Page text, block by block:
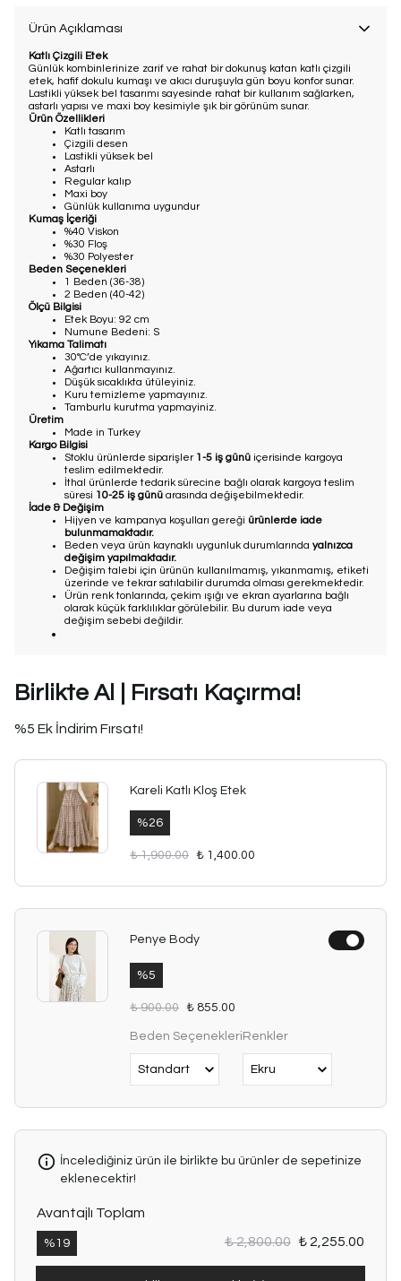
Ürün Açıklaması
Katlı Çizgili Etek
Günlük kombinlerinize zarif ve rahat bir dokunuş katan katlı çizgili
etek, hafif dokulu kumaşı ve akıcı duruşuyla gün boyu konfor sunar.
Lastikli yüksek bel tasarımı sayesinde rahat bir kullanım sağlarken,
astarlı yapısı ve maxi boy kesimiyle şık bir görünüm sunar.
Ürün Özellikleri
Katlı tasarım
Çizgili desen
Lastikli yüksek bel
Astarlı
Regular kalıp
Maxi boy
Günlük kullanıma uygundur
Kumaş İçeriği
%40 Viskon
%30 Floş
%30 Polyester
Beden Seçenekleri
1 Beden (36-38)
2 Beden (40-42)
Ölçü Bilgisi
Etek Boyu: 92 cm
Numune Bedeni: S
Yıkama Talimatı
30°C’de yıkayınız.
Ağartıcı kullanmayınız.
Düşük sıcaklıkta ütüleyiniz.
Kuru temizleme yapmayınız.
Tamburlu kurutma yapmayiniz.
Üretim
Made in Turkey
Kargo Bilgisi
Stoklu ürünlerde siparişler 1-5 iş günü içerisinde kargoya
teslim edilmektedir.
İthal ürünlerde tedarik sürecine bağlı olarak kargoya teslim
süresi 10-25 iş günü arasında değişebilmektedir.
İade & Değişim
Hijyen ve kampanya koşulları gereği ürünlerde iade
bulunmamaktadır.
Beden veya ürün kaynaklı uygunluk durumlarında yalnızca
değişim yapılmaktadır.
Değişim talebi için ürünün kullanılmamış, yıkanmamış, etiketi
üzerinde ve tekrar satılabilir durumda olması gerekmektedir.
Ürün renk tonlarında, çekim ışığı ve ekran ayarlarına bağlı
olarak küçük farklılıklar görülebilir. Bu durum iade veya
değişim sebebi değildir.
Birlikte Al | Fırsatı Kaçırma!
%5 Ek İndirim Fırsatı!
Kareli Katlı Kloş Etek
%26
₺ 1,900.00 ₺ 1,400.00
Penye Body
%5
₺ 900.00 ₺ 855.00
Beden SeçenekleriRenkler
İncelediğiniz ürün ile birlikte bu ürünler de sepetinize
eklenecektir!
Avantajlı Toplam
% 19 ₺ 2,800.00 ₺ 2,255.00